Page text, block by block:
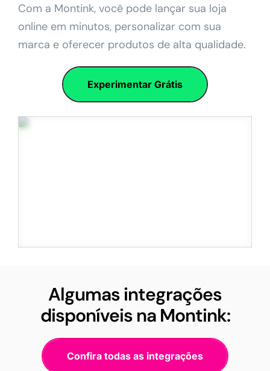
Com a Montink, você pode lançar sua loja
online em minutos, personalizar com sua
marca e oferecer produtos de alta qualidade.
Experimentar Grátis
Algumas integrações
disponíveis na Montink:
Confira todas as integrações